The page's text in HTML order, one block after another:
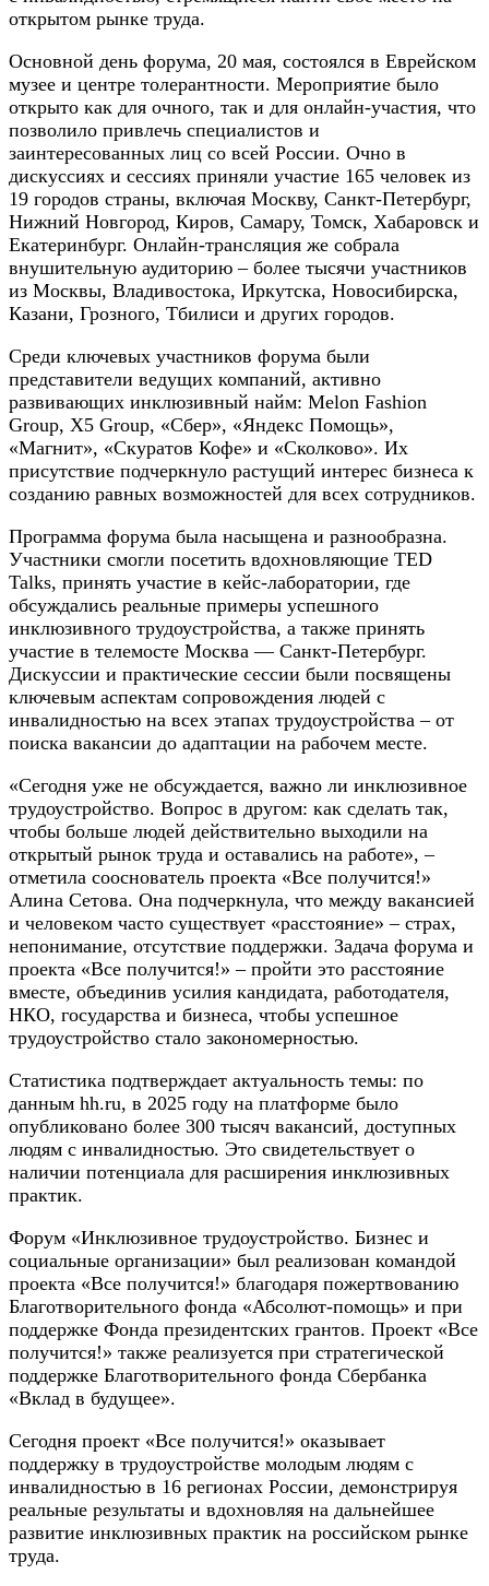
открытом рынке труда.
Основной день форума, 20 мая, состоялся в Еврейском
музее и центре толерантности. Мероприятие было
открыто как для очного, так и для онлайн-участия, что
позволило привлечь специалистов и
заинтересованных лиц со всей России. Очно в
дискуссиях и сессиях приняли участие 165 человек из
19 городов страны, включая Москву, Санкт-Петербург,
Нижний Новгород, Киров, Самару, Томск, Хабаровск и
Екатеринбург. Онлайн-трансляция же собрала
внушительную аудиторию – более тысячи участников
из Москвы, Владивостока, Иркутска, Новосибирска,
Казани, Грозного, Тбилиси и других городов.
Среди ключевых участников форума были
представители ведущих компаний, активно
развивающих инклюзивный найм: Melon Fashion
Group, X5 Group, «Сбер», «Яндекс Помощь»,
«Магнит», «Скуратов Кофе» и «Сколково». Их
присутствие подчеркнуло растущий интерес бизнеса к
созданию равных возможностей для всех сотрудников.
Программа форума была насыщена и разнообразна.
Участники смогли посетить вдохновляющие TED
Talks, принять участие в кейс-лаборатории, где
обсуждались реальные примеры успешного
инклюзивного трудоустройства, а также принять
участие в телемосте Москва — Санкт-Петербург.
Дискуссии и практические сессии были посвящены
ключевым аспектам сопровождения людей с
инвалидностью на всех этапах трудоустройства – от
поиска вакансии до адаптации на рабочем месте.
«Сегодня уже не обсуждается, важно ли инклюзивное
трудоустройство. Вопрос в другом: как сделать так,
чтобы больше людей действительно выходили на
открытый рынок труда и оставались на работе», –
отметила сооснователь проекта «Все получится!»
Алина Сетова. Она подчеркнула, что между вакансией
и человеком часто существует «расстояние» – страх,
непонимание, отсутствие поддержки. Задача форума и
проекта «Все получится!» – пройти это расстояние
вместе, объединив усилия кандидата, работодателя,
НКО, государства и бизнеса, чтобы успешное
трудоустройство стало закономерностью.
Статистика подтверждает актуальность темы: по
данным hh.ru, в 2025 году на платформе было
опубликовано более 300 тысяч вакансий, доступных
людям с инвалидностью. Это свидетельствует о
наличии потенциала для расширения инклюзивных
практик.
Форум «Инклюзивное трудоустройство. Бизнес и
социальные организации» был реализован командой
проекта «Все получится!» благодаря пожертвованию
Благотворительного фонда «Абсолют-помощь» и при
поддержке Фонда президентских грантов. Проект «Все
получится!» также реализуется при стратегической
поддержке Благотворительного фонда Сбербанка
«Вклад в будущее».
Сегодня проект «Все получится!» оказывает
поддержку в трудоустройстве молодым людям с
инвалидностью в 16 регионах России, демонстрируя
реальные результаты и вдохновляя на дальнейшее
развитие инклюзивных практик на российском рынке
труда.